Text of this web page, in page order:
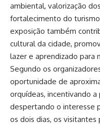
ambiental, valorização
fortalecimento do
exposição também
cultural da cidade,
lazer e aprendizado para
Segundo os
oportunidade de
orquídeas, incentivando
despertando o interesse
os dois dias, os